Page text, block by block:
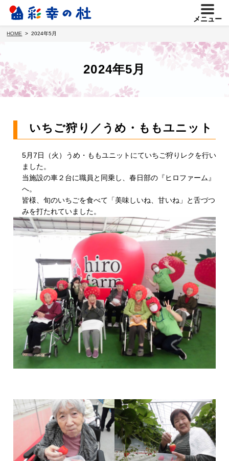
メニュー
HOME 2024年5月
2024年5月
いちご狩り／うめ・ももユニット
5月7日（火）うめ・ももユニットにていちご狩りレクを行い
ました。
当施設の車２台に職員と同乗し、春日部の『ヒロファーム』
へ。
皆様、旬のいちごを食べて「美味しいね、甘いね」と舌づつ
みを打たれていました。